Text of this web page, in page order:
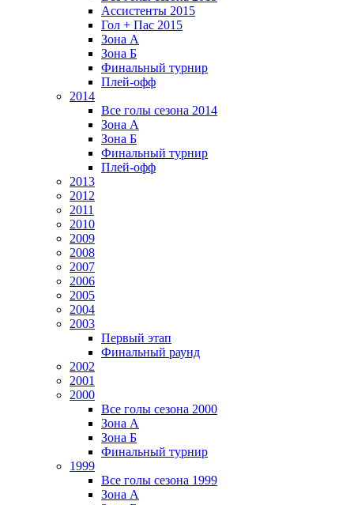
Ассистенты 2015
Гол + Пас 2015
Зона А
Зона Б
Финальный турнир
Плей-офф
2014
Все голы сезона 2014
Зона А
Зона Б
Финальный турнир
Плей-офф
2013
2012
2011
2010
2009
2008
2007
2006
2005
2004
2003
Первый этап
Финальный раунд
2002
2001
2000
Все голы сезона 2000
Зона А
Зона Б
Финальный турнир
1999
Все голы сезона 1999
Зона А